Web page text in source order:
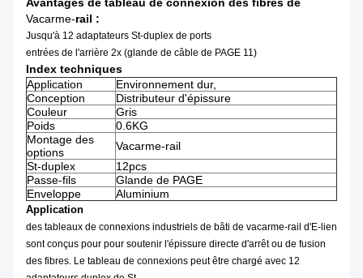
Avantages de tableau de connexion des fibres de
Vacarme-rail :
Jusqu'à 12 adaptateurs St-duplex de ports
entrées de l'arrière 2x (glande de câble de PAGE 11)
Index techniques
Application
Environnement dur,
Conception
Distributeur d'épissure
Couleur
Gris
Poids
0.6KG
Montage des
options
Vacarme-rail
St-duplex
12pcs
Passe-fils
Glande de PAGE
Enveloppe
Aluminium
Application
des tableaux de connexions industriels de bâti de vacarme-rail d'E-lien
sont conçus pour pour soutenir l'épissure directe d'arrêt ou de fusion
des fibres. Le tableau de connexions peut être chargé avec 12